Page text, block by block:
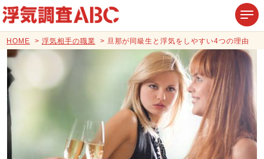
HOME 浮気相手の職業 旦那が同級生と浮気をしやすい4つの理由